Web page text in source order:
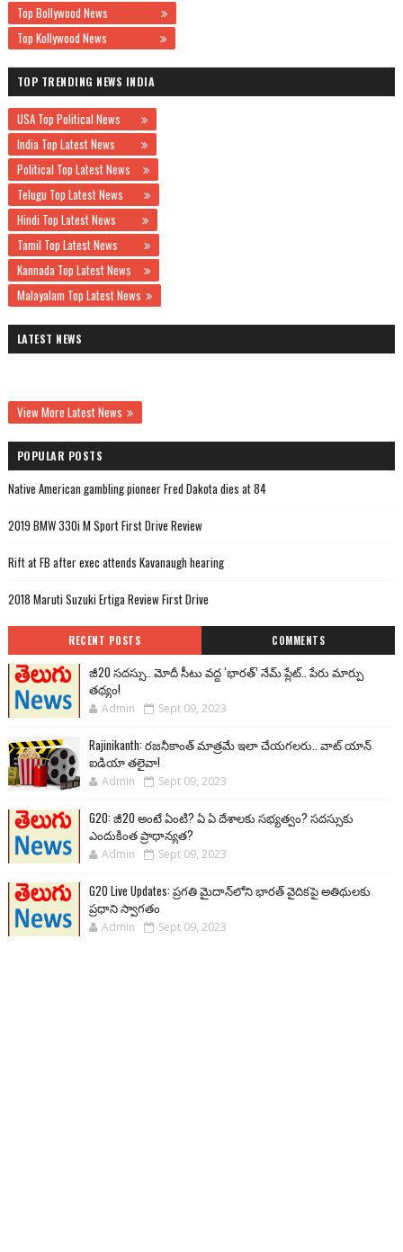
Top Bollywood News
Top Kollywood News
TOP TRENDING NEWS INDIA
USA Top Political News
India Top Latest News
Political Top Latest News
Telugu Top Latest News
Hindi Top Latest News
Tamil Top Latest News
Kannada Top Latest News
Malayalam Top Latest News
LATEST NEWS
View More Latest News
POPULAR POSTS
Native American gambling pioneer Fred Dakota dies at 84
2019 BMW 330i M Sport First Drive Review
Rift at FB after exec attends Kavanaugh hearing
2018 Maruti Suzuki Ertiga Review First Drive
RECENT POSTS COMMENTS
జీ20 సదస్సు.. మోదీ సీటు వద్ద ‘భారత్’ నేమ్ ప్లేట్‌.. పేరు మార్పు
తథ్యం!
Admin Sept 09, 2023
Rajinikanth: రజనీకాంత్ మాత్రమే ఇలా చేయగలరు.. వాట్ యాన్
ఐడియా తలైవా!
Admin Sept 09, 2023
G20: జీ20 అంటే ఏంటి? ఏ ఏ దేశాలకు సభ్యత్వం? సదస్సుకు
ఎందుకింత ప్రాధాన్యత?
Admin Sept 09, 2023
G20 Live Updates: ప్రగతి మైదాన్‌లోని భారత్ వైదికపై అతిథులకు
ప్రధాని స్వాగతం
Admin Sept 09, 2023